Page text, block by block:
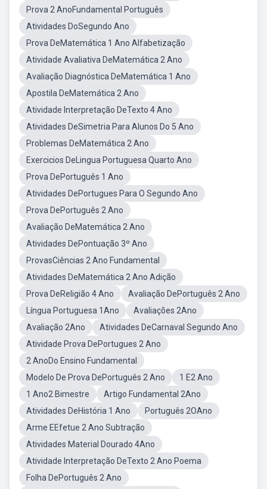
Prova 2 AnoFundamental Português
Atividades DoSegundo Ano
Prova DeMatemática 1 Ano Alfabetização
Atividade Avaliativa DeMatemática 2 Ano
Avaliação Diagnóstica DeMatemática 1 Ano
Apostila DeMatemática 2 Ano
Atividade Interpretação DeTexto 4 Ano
Atividades DeSimetria Para Alunos Do 5 Ano
Problemas DeMatemática 2 Ano
Exercicios DeLingua Portuguesa Quarto Ano
Prova DePortuguês 1 Ano
Atividades DePortugues Para O Segundo Ano
Prova DePortuguês 2 Ano
Avaliação DeMatemática 2 Ano
Atividades DePontuação 3º Ano
ProvasCiências 2 Ano Fundamental
Atividades DeMatemática 2 Ano Adição
Prova DeReligião 4 Ano
Avaliação DePortuguês 2 Ano
Língua Portuguesa 1Ano
Avaliações 2Ano
Avaliação 2Ano
Atividades DeCarnaval Segundo Ano
Atividade Prova DePortugues 2 Ano
2 AnoDo Ensino Fundamental
Modelo De Prova DePortuguês 2 Ano
1 E2 Ano
1 Ano2 Bimestre
Artigo Fundamental 2Ano
Atividades DeHistória 1 Ano
Português 2OAno
Arme EEfetue 2 Ano Subtração
Atividades Material Dourado 4Ano
Atividade Interpretação DeTexto 2 Ano Poema
Folha DePortuguês 2 Ano